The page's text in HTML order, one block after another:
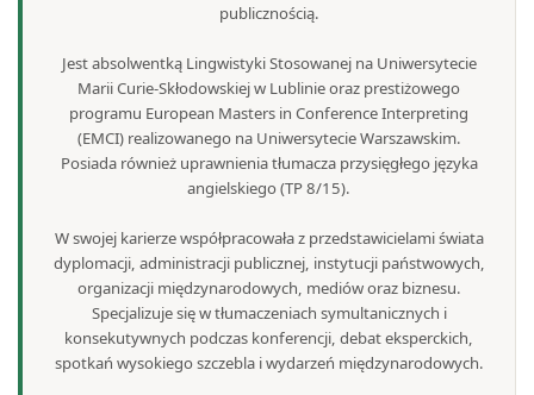
publicznością.
Jest absolwentką Lingwistyki Stosowanej na Uniwersytecie
Marii Curie-Skłodowskiej w Lublinie oraz prestiżowego
programu European Masters in Conference Interpreting
(EMCI) realizowanego na Uniwersytecie Warszawskim.
Posiada również uprawnienia tłumacza przysięgłego języka
angielskiego (TP 8/15).
W swojej karierze współpracowała z przedstawicielami świata
dyplomacji, administracji publicznej, instytucji państwowych,
organizacji międzynarodowych, mediów oraz biznesu.
Specjalizuje się w tłumaczeniach symultanicznych i
konsekutywnych podczas konferencji, debat eksperckich,
spotkań wysokiego szczebla i wydarzeń międzynarodowych.